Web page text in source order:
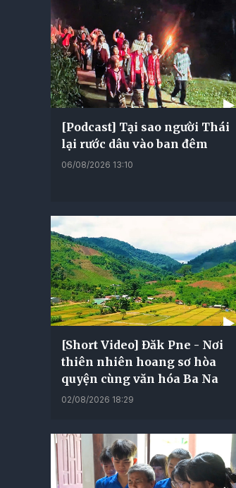
[Podcast] Tại sao người Thái
lại rước dâu vào ban đêm
06/08/2026 13:10
[Short Video] Đăk Pne - Nơi
thiên nhiên hoang sơ hòa
quyện cùng văn hóa Ba Na
02/08/2026 18:29